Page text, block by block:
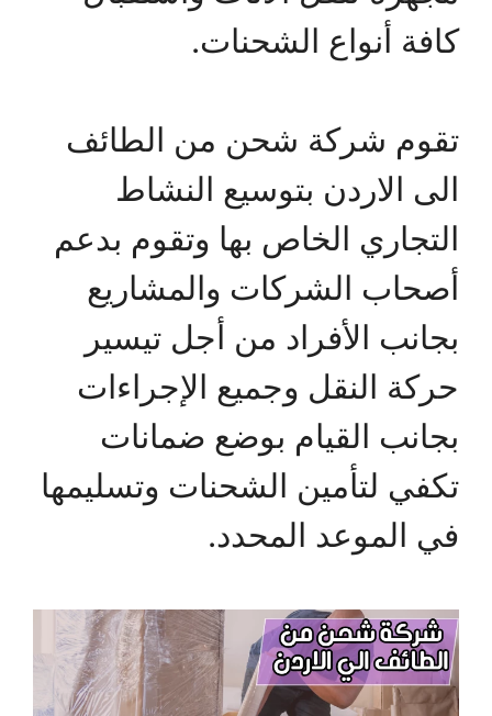
كافة أنواع الشحنات.
تقوم شركة شحن من الطائف
الى الاردن بتوسيع النشاط
التجاري الخاص بها وتقوم بدعم
أصحاب الشركات والمشاريع
بجانب الأفراد من أجل تيسير
حركة النقل وجميع الإجراءات
بجانب القيام بوضع ضمانات
تكفي لتأمين الشحنات وتسليمها
في الموعد المحدد.